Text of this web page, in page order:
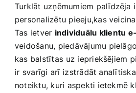
Turklāt uzņēmumiem palīdzēja
personalizētu pieeju,kas
Tas ietver individuālu ⁤klientu
veidošanu, piedāvājumu​
kas balstītas⁢ uz‌ iepriekšējiem
ir ⁢svarīgi arī ⁢izstrādāt
noteiktu,‌ kuri aspekti ietekmē